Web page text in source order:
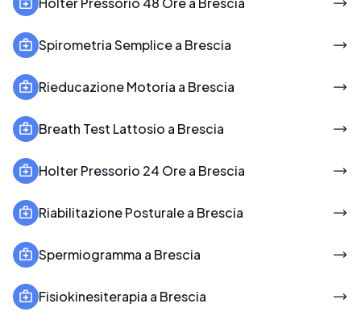
Spirometria Semplice a Brescia
Rieducazione Motoria a Brescia
Breath Test Lattosio a Brescia
Holter Pressorio 24 Ore a Brescia
Riabilitazione Posturale a Brescia
Spermiogramma a Brescia
Fisiokinesiterapia a Brescia